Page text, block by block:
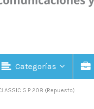
Categorías
5 P 208 (Repuesto)